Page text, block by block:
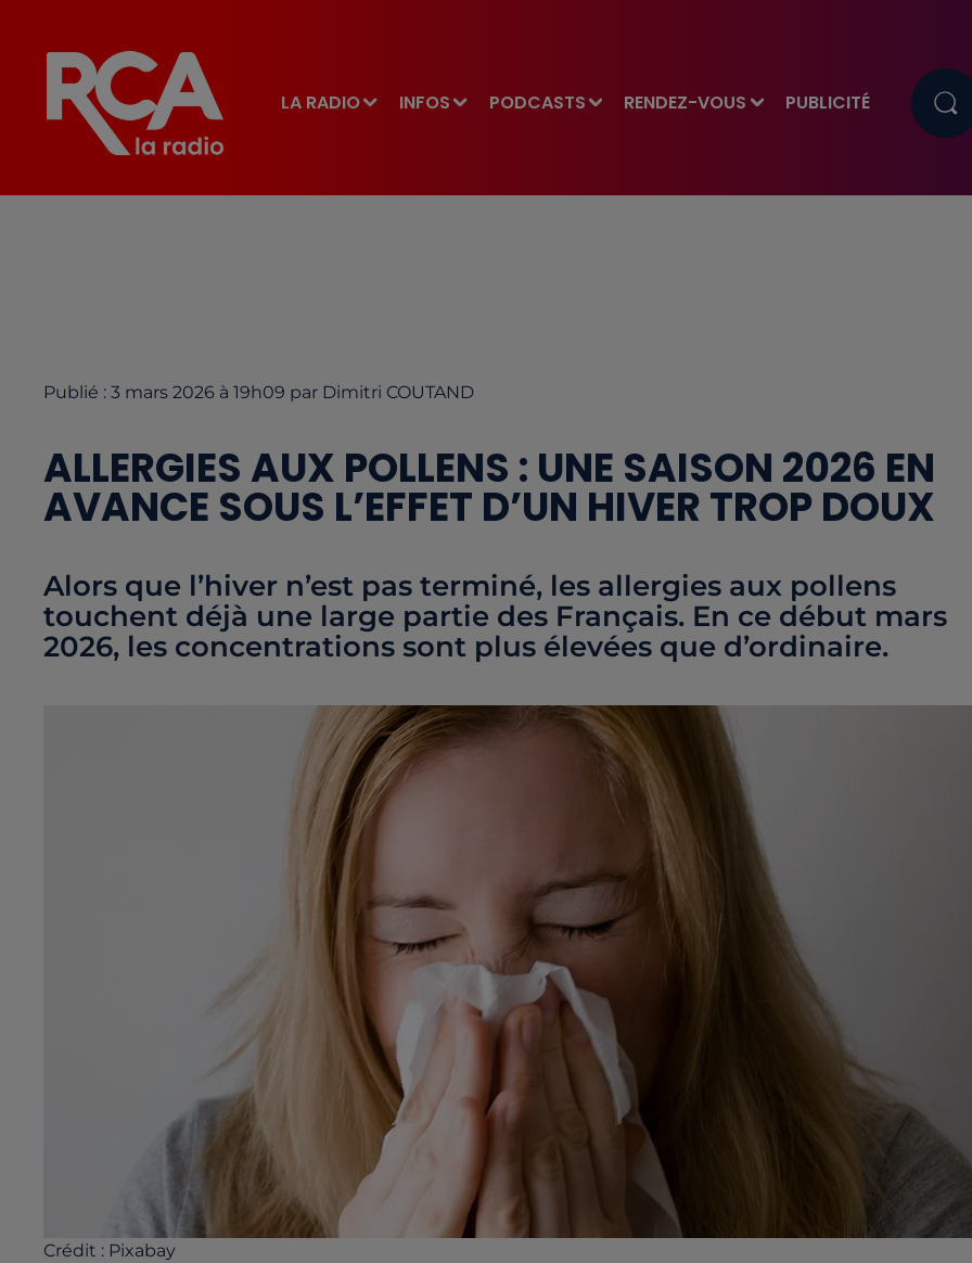
LA RADIO INFOS PODCASTS RENDEZ-VOUS PUBLICITÉ
Publié : 3 mars 2026 à 19h09 par Dimitri COUTAND
ALLERGIES AUX POLLENS : UNE SAISON 2026 EN
AVANCE SOUS L’EFFET D’UN HIVER TROP DOUX
Alors que l’hiver n’est pas terminé, les allergies aux pollens
touchent déjà une large partie des Français. En ce début mars
2026, les concentrations sont plus élevées que d’ordinaire.
Crédit : Pixabay